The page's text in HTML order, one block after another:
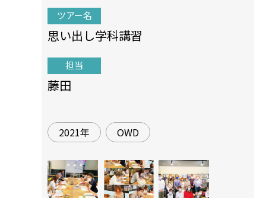
ツアー名
思い出し学科講習
担当
藤田
2021年 OWD